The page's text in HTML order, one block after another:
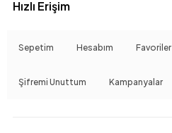
Hızlı Erişim
Sepetim Hesabım Favoriler
Şifremi Unuttum Kampanyalar